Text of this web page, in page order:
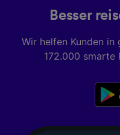
Besser
Wir helfen Kunden in
172.000 smarte